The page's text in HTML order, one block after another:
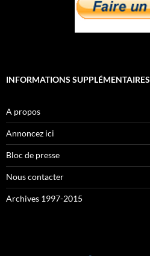
INFORMATIONS SUPPLÉMENTAIRES
A propos
Annoncez ici
Bloc de presse
Nous contacter
Archives 1997-2015